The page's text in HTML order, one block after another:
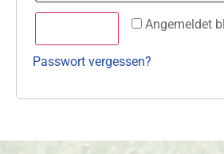
Angemeldet
Passwort vergessen?